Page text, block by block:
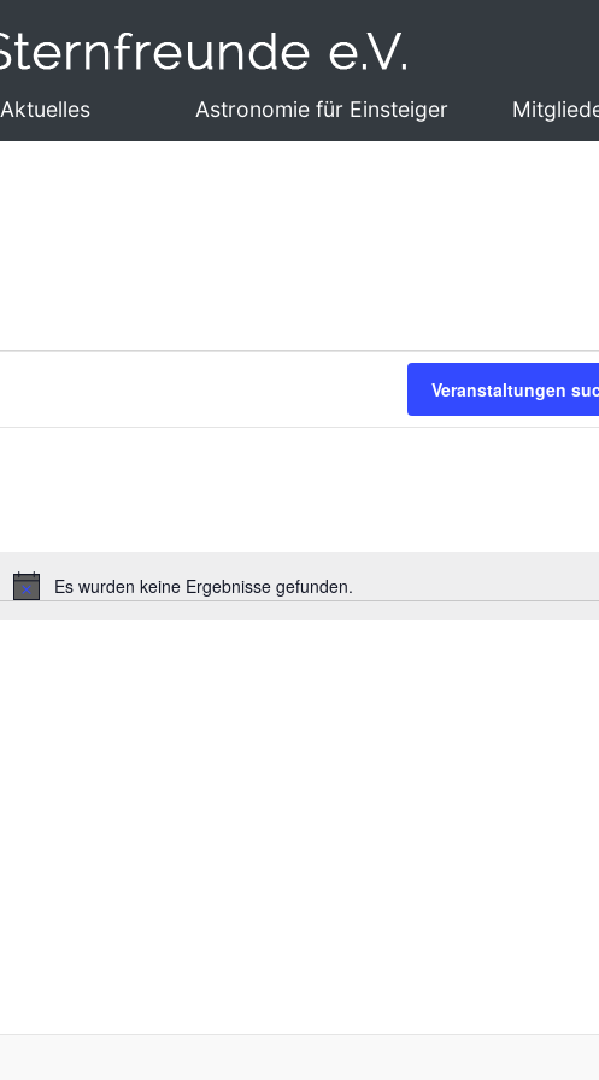
Aktuelles Astronomie für Einsteiger
Hinweis
Es wurden keine Ergebnisse gefunden.
Veranstaltungen